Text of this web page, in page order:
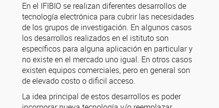
En el IFIBIO se realizan diferentes desarrollos de
tecnología electrónica para cubrir las necesidades
de los grupos de investigación. En algunos casos
los desarrollos realizados en el istituto son
específicos para alguna aplicación en particular y
no existe en el mercado uno igual. En otros casos
existen equipos comerciales, pero en general son
de elevado costo o dificil acceso.
La idea principal de estos desarrollos es poder